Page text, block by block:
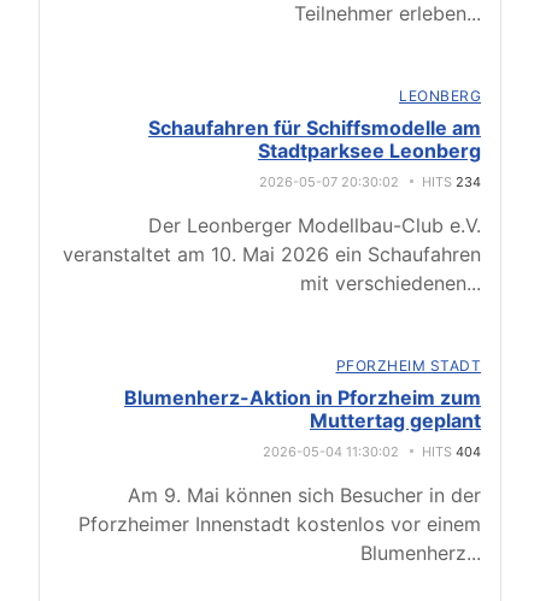
Teilnehmer erleben...
LEONBERG
Schaufahren für Schiffsmodelle am
Stadtparksee Leonberg
2026-05-07 20:30:02 HITS 234
Der Leonberger Modellbau-Club e.V.
veranstaltet am 10. Mai 2026 ein Schaufahren
mit verschiedenen...
PFORZHEIM STADT
Blumenherz-Aktion in Pforzheim zum
Muttertag geplant
2026-05-04 11:30:02 HITS 404
Am 9. Mai können sich Besucher in der
Pforzheimer Innenstadt kostenlos vor einem
Blumenherz...